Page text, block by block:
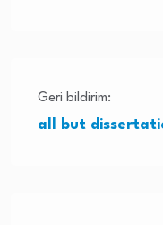
Geri bildirim:
all but